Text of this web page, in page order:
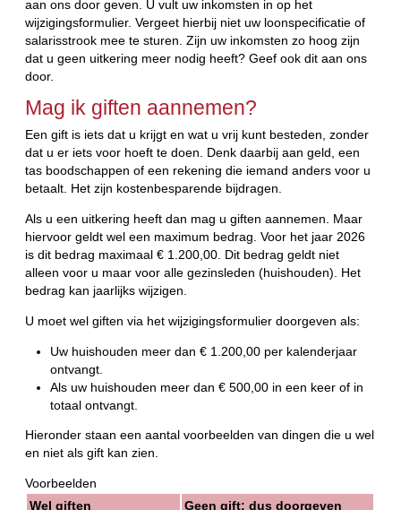
aan ons door geven. U vult uw inkomsten in op het
wijzigingsformulier. Vergeet hierbij niet uw loonspecificatie of
salarisstrook mee te sturen. Zijn uw inkomsten zo hoog zijn
dat u geen uitkering meer nodig heeft? Geef ook dit aan ons
door.
Mag ik giften aannemen?
Een gift is iets dat u krijgt en wat u vrij kunt besteden, zonder
dat u er iets voor hoeft te doen. Denk daarbij aan geld, een
tas boodschappen of een rekening die iemand anders voor u
betaalt. Het zijn kostenbesparende bijdragen.
Als u een uitkering heeft dan mag u giften aannemen. Maar
hiervoor geldt wel een maximum bedrag. Voor het jaar 2026
is dit bedrag maximaal € 1.200,00. Dit bedrag geldt niet
alleen voor u maar voor alle gezinsleden (huishouden). Het
bedrag kan jaarlijks wijzigen.
U moet wel giften via het wijzigingsformulier doorgeven als:
Uw huishouden meer dan € 1.200,00 per kalenderjaar
ontvangt.
Als uw huishouden meer dan € 500,00 in een keer of in
totaal ontvangt.
Hieronder staan een aantal voorbeelden van dingen die u wel
en niet als gift kan zien.
Voorbeelden
Wel giften
Geen gift: dus doorgeven